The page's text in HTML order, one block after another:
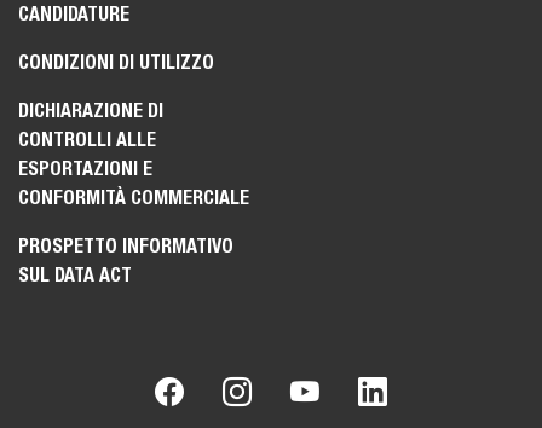
CANDIDATURE
CONDIZIONI DI UTILIZZO
DICHIARAZIONE DI
CONTROLLI ALLE
ESPORTAZIONI E
CONFORMITÀ COMMERCIALE
PROSPETTO INFORMATIVO
SUL DATA ACT